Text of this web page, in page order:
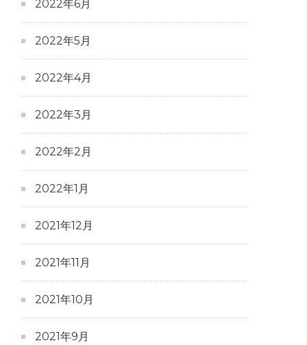
2022年6月
2022年5月
2022年4月
2022年3月
2022年2月
2022年1月
2021年12月
2021年11月
2021年10月
2021年9月